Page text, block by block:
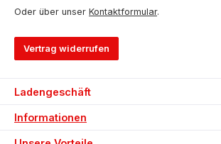
Oder über unser Kontaktformular.
Vertrag widerrufen
Ladengeschäft
Informationen